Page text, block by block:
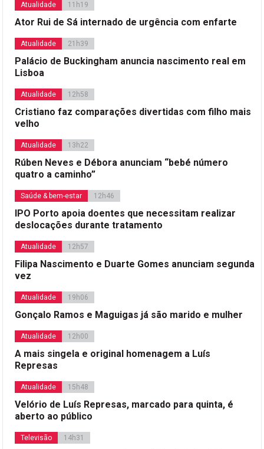
Atualidade 11h19
Ator Rui de Sá internado de urgência com enfarte
Atualidade 21h39
Palácio de Buckingham anuncia nascimento real em
Lisboa
Atualidade 12h58
Cristiano faz comparações divertidas com filho mais
velho
Atualidade 13h22
Rúben Neves e Débora anunciam “bebé número
quatro a caminho”
Saúde & bem-estar 12h46
IPO Porto apoia doentes que necessitam realizar
deslocações durante tratamento
Atualidade 12h57
Filipa Nascimento e Duarte Gomes anunciam segunda
vez
Atualidade 19h06
Gonçalo Ramos e Maguigas já são marido e mulher
Atualidade 12h00
A mais singela e original homenagem a Luís
Represas
Atualidade 15h48
Velório de Luís Represas, marcado para quinta, é
aberto ao público
Televisão 14h31